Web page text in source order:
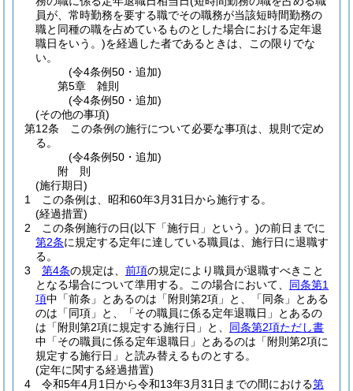
員が、常時勤務を要する職でその職務が当該短時間勤務の
職と同種の職を占めているものとした場合における定年退
職日をいう。)を経過した者であるときは、この限りでな
い。
(令4条例50・追加)
第5章
雑則
(令4条例50・追加)
(その他の事項)
第12条
この条例の施行について必要な事項は、規則で定め
る。
(令4条例50・追加)
附 則
(施行期日)
1
この条例は、昭和60年3月31日から施行する。
(経過措置)
2
この条例施行の日(以下「施行日」という。)の前日までに
第2条に規定する定年に達している職員は、施行日に退職す
る。
3
第4条の規定は、 前項の規定により職員が退職すべきこと
となる場合について準用する。
この場合において、 同条第1
項中「前条」とあるのは「附則第2項」と、「同条」とある
のは「同項」と、「その職員に係る定年退職日」とあるの
は「附則第2項に規定する施行日」と、 同条第2項ただし書
中「その職員に係る定年退職日」とあるのは「附則第2項に
規定する施行日」と読み替えるものとする。
(定年に関する経過措置)
4
令和5年4月1日から令和13年3月31日までの間における第